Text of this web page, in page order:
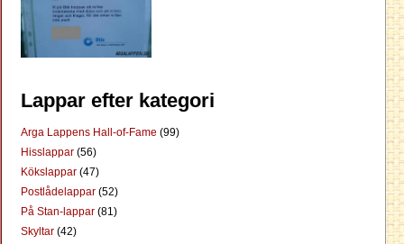
Lappar efter kategori
Arga Lappens Hall-of-Fame (99)
Hisslappar (56)
Kökslappar (47)
Postlådelappar (52)
På Stan-lappar (81)
Skyltar (42)